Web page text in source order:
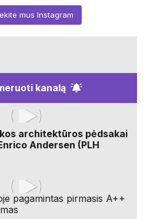
mus Instagram
kanalą
architektūros pėdsakai
Andersen (PLH
pagamintas pirmasis A++